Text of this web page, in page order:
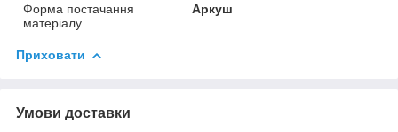
Форма постачання
матеріалу
Аркуш
Приховати
Умови доставки